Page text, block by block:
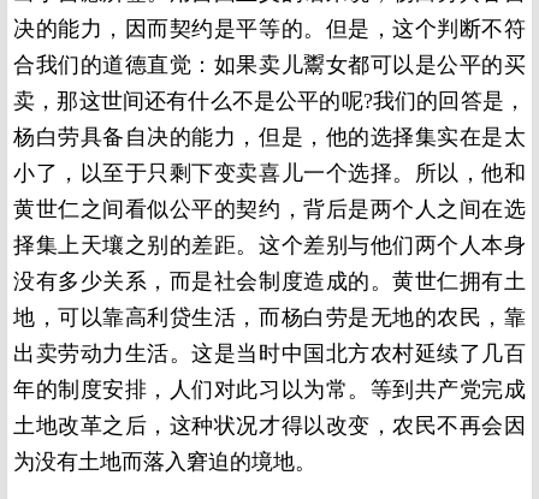
决的能力，因而契约是平等的。但是，这个判断不符
合我们的道德直觉：如果卖儿鬻女都可以是公平的买
卖，那这世间还有什么不是公平的呢?我们的回答是，
杨白劳具备自决的能力，但是，他的选择集实在是太
小了，以至于只剩下变卖喜儿一个选择。所以，他和
黄世仁之间看似公平的契约，背后是两个人之间在选
择集上天壤之别的差距。这个差别与他们两个人本身
没有多少关系，而是社会制度造成的。黄世仁拥有土
地，可以靠高利贷生活，而杨白劳是无地的农民，靠
出卖劳动力生活。这是当时中国北方农村延续了几百
年的制度安排，人们对此习以为常。等到共产党完成
土地改革之后，这种状况才得以改变，农民不再会因
为没有土地而落入窘迫的境地。